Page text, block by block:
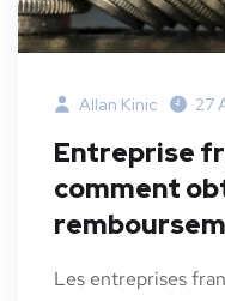
Allan Kinic 27
Entreprise
comment
Les entreprises